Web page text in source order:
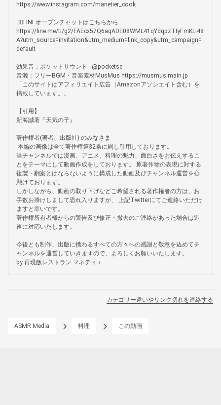
https://www.instagram.com/manetier_cook
🏴‍☠️LINEオープンチャットはこちらから
https://line.me/ti/g2/FAEcx57Q6aqADE08WML41qYdqpzTIyFmKLi48
A?utm_source=invitation&utm_medium=link_copy&utm_campaign=
default
効果音：ポケットサウンド - @pocketse
音源：フリーBGM・音楽素材MusMus https://musmus.main.jp
「このサイトはアフィリエイト広告（Amazonアソシエイト含む）を
掲載しています。」
【引用】
新海誠著『天気の子』
著作権者(著者、出版社) のみなさま
当チャンネルでは漫画、アニメ、料理の魅力、面白さをお伝えするこ
とをテーマにして動画作成をしております。 原著作物の表現に対する
複製・翻案とはならないように構成した動画及びチャンネル運営を心
懸けております。
しかしながら、動画の取り下げなどご希望される著作権者の方は、お
手数お掛けしまして恐れ入りますが、 上記Twitterにてご連絡いただけ
ますと幸いです。
著作権所有者様からの警告及び修正・撤去のご連絡があった場合は迅
速に対応いたします。
今後とも制作、出版に携わるすべての方々への感謝と敬意を込めてチ
ャンネルを運営していきますので、よろしくお願いいたします。
by 再現飯レストラン マネティエ
カテゴリー違いやリンク切れを連絡する
ASMR Media 料理 この動画